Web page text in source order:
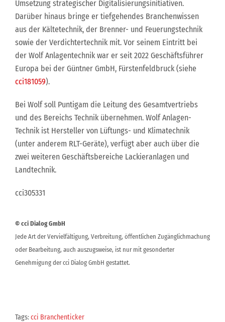
Umsetzung strategischer Digitalisierungsinitiativen.
Darüber hinaus bringe er tiefgehendes Branchenwissen
aus der Kältetechnik, der Brenner- und Feuerungstechnik
sowie der Verdichtertechnik mit. Vor seinem Eintritt bei
der Wolf Anlagentechnik war er seit 2022 Geschäftsführer
Europa bei der Güntner GmbH, Fürstenfeldbruck (siehe
cci181059).
Bei Wolf soll Puntigam die Leitung des Gesamtvertriebs
und des Bereichs Technik übernehmen. Wolf Anlagen-
Technik ist Hersteller von Lüftungs- und Klimatechnik
(unter anderem RLT-Geräte), verfügt aber auch über die
zwei weiteren Geschäftsbereiche Lackieranlagen und
Landtechnik.
cci305331
© cci Dialog GmbH
Jede Art der Vervielfältigung, Verbreitung, öffentlichen Zugänglichmachung
oder Bearbeitung, auch auszugsweise, ist nur mit gesonderter
Genehmigung der cci Dialog GmbH gestattet.
Tags:cci Branchenticker